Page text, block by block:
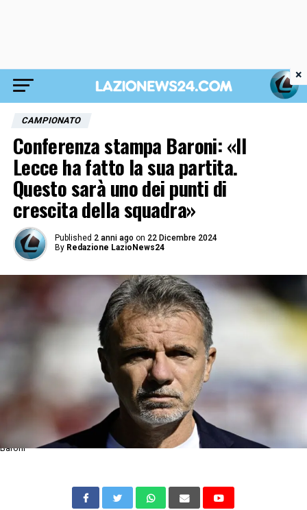
CAMPIONATO
Conferenza stampa Baroni: «Il
Lecce ha fatto la sua partita.
Questo sarà uno dei punti di
crescita della squadra»
Published 2 anni ago on 22 Dicembre 2024
By Redazione LazioNews24
Baroni
×